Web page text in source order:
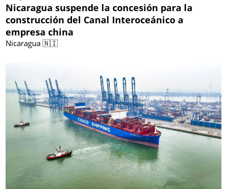
Nicaragua suspende la concesión para la
construcción del Canal Interoceánico a
empresa china
Nicaragua 🇳🇮